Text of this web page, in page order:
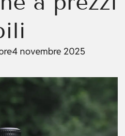
4 novembre 2025